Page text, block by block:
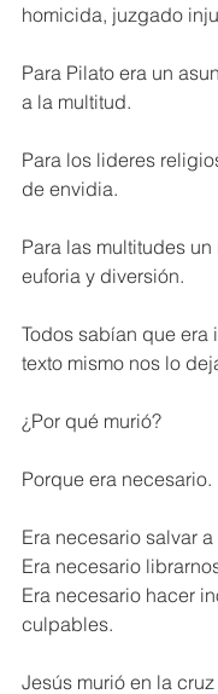
homicida, juzgado
Para Pilato era un
a la multitud.
Para los lideres
de envidia.
Para las multitudes
euforia y diversión.
Todos sabían que era
texto mismo nos lo
¿Por qué murió?
Porque era necesario.
Era necesario salvar
Era necesario
Era necesario hacer
culpables.
Jesús murió en la